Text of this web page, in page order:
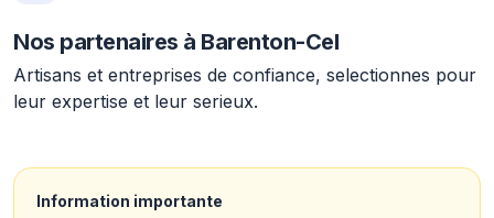
Nos partenaires à Barenton-Cel
Artisans et entreprises de confiance, selectionnes pour
leur expertise et leur serieux.
Information importante